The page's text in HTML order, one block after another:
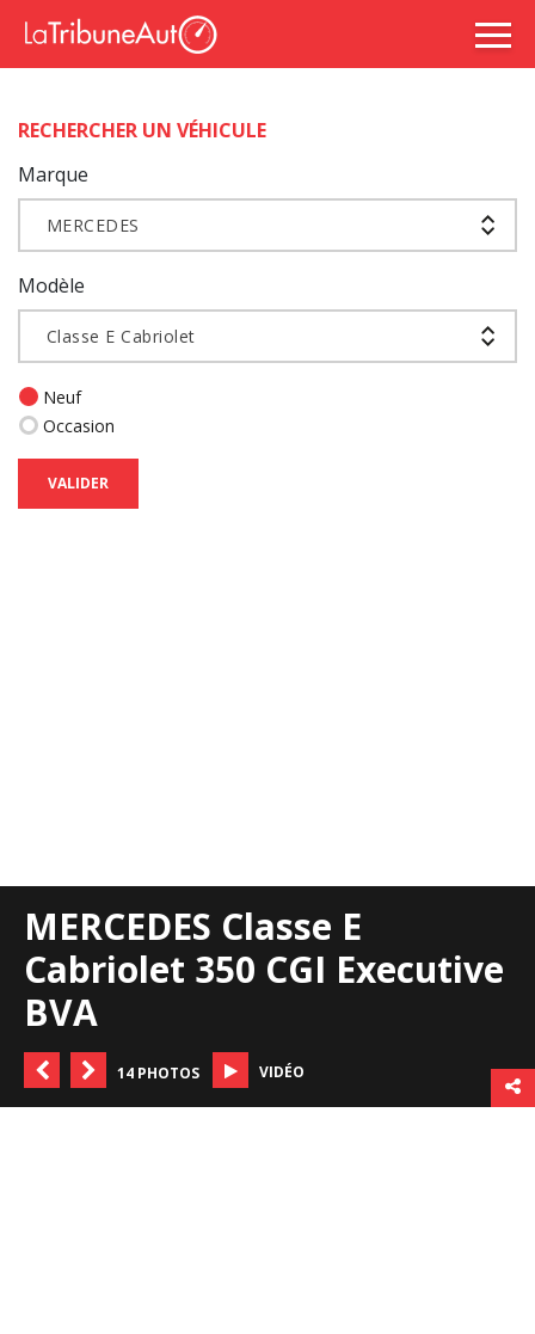
RECHERCHER UN VÉHICULE
Marque
MERCEDES
Modèle
Classe E Cabriolet
Neuf
Occasion
VALIDER
MERCEDES Classe E
Cabriolet 350 CGI Executive
BVA
14 PHOTOS VIDÉO